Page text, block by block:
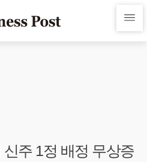
주 1정 배정 무상증